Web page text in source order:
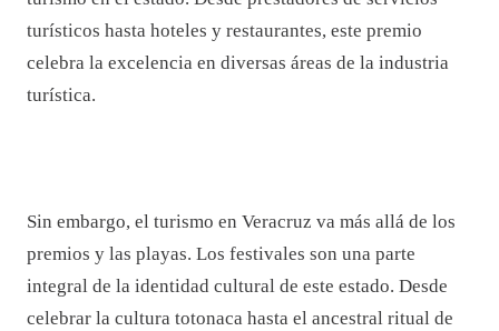
turísticos hasta hoteles y restaurantes, este premio
celebra la excelencia en diversas áreas de la industria
turística.
Sin embargo, el turismo en Veracruz va más allá de los
premios y las playas. Los festivales son una parte
integral de la identidad cultural de este estado. Desde
celebrar la cultura totonaca hasta el ancestral ritual de